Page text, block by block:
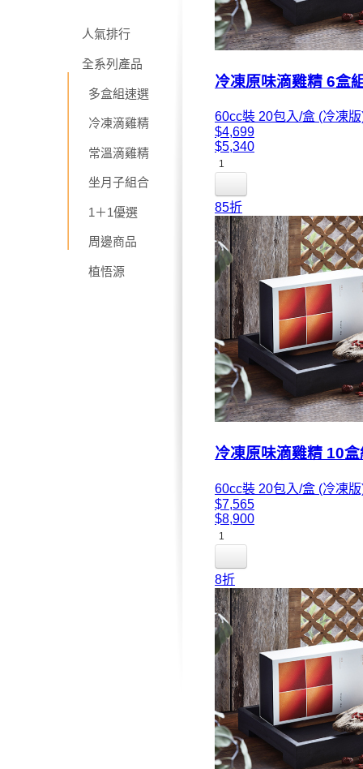
人氣排行
全系列產品
多盒組速選
冷凍滴雞精
常溫滴雞精
坐月子組合
1＋1優選
周邊商品
植悟源
冷凍原味滴雞精 6盒
60cc裝 20包入/盒 (冷凍
$4,699
$5,340
1
85折
冷凍原味滴雞精 10盒
60cc裝 20包入/盒 (冷凍
$7,565
$8,900
1
8折